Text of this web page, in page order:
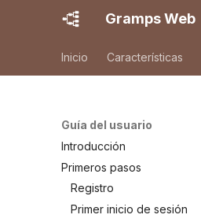
Gramps Web
Inicio Características
Guía del usuario
Introducción
Primeros pasos
Registro
Primer inicio de sesión